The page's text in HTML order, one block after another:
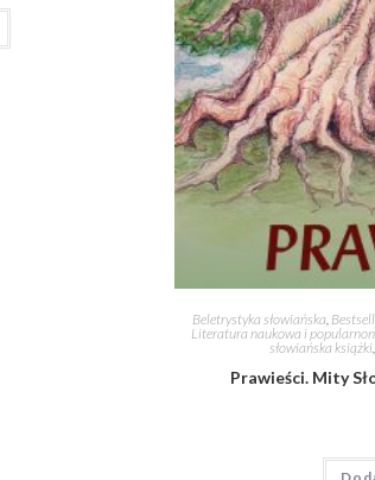
Beletrystyka słowiańska
Literatura naukowa i
słowiańska książki
Prawieści. Mity